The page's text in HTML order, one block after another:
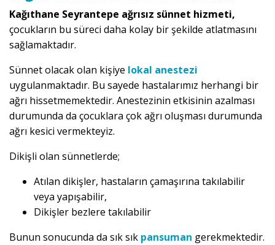
Kağıthane Seyrantepe ağrısız sünnet hizmeti,
çocukların bu süreci daha kolay bir şekilde atlatmasını
sağlamaktadır.
Sünnet olacak olan kişiye lokal anestezi
uygulanmaktadır. Bu sayede hastalarımız herhangi bir
ağrı hissetmemektedir. Anestezinin etkisinin azalması
durumunda da çocuklara çok ağrı oluşması durumunda
ağrı kesici vermekteyiz.
Dikişli olan sünnetlerde;
Atılan dikişler, hastaların çamaşırına takılabilir
veya yapışabilir,
Dikişler bezlere takılabilir
Bunun sonucunda da sık sık pansuman gerekmektedir.